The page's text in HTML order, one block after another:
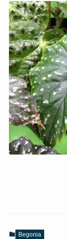
Begonia